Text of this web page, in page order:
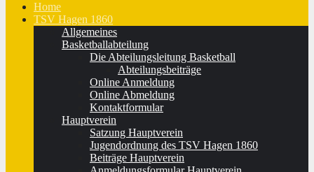
Home
TSV Hagen 1860
Allgemeines
Basketballabteilung
Die Abteilungsleitung Basketball
Abteilungsbeiträge
Online Anmeldung
Online Abmeldung
Kontaktformular
Hauptverein
Satzung Hauptverein
Jugendordnung des TSV Hagen 1860
Beiträge Hauptverein